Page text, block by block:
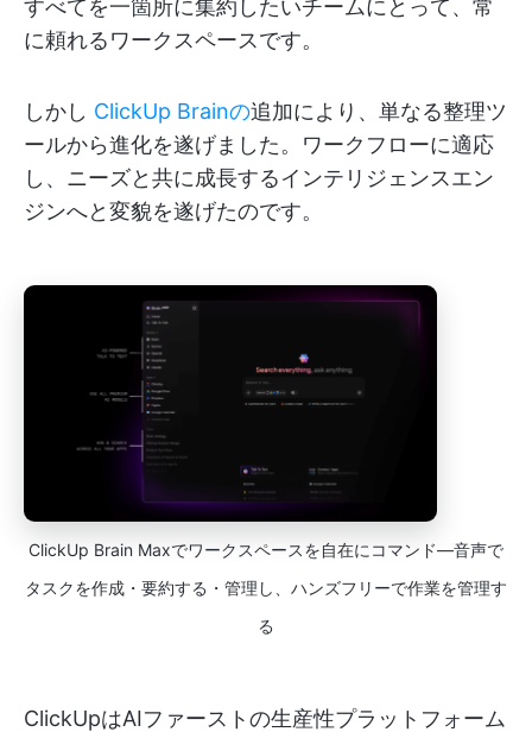
すべてを一箇所に集約したいチームにとって、常
に頼れるワークスペースです。
しかし ClickUp Brainの追加により、単なる整理ツ
ールから進化を遂げました。ワークフローに適応
し、ニーズと共に成長するインテリジェンスエン
ジンへと変貌を遂げたのです。
ClickUp Brain Maxでワークスペースを自在にコマンド―音声で
タスクを作成・要約する・管理し、ハンズフリーで作業を管理す
る
ClickUpはAIファーストの生産性プラットフォーム